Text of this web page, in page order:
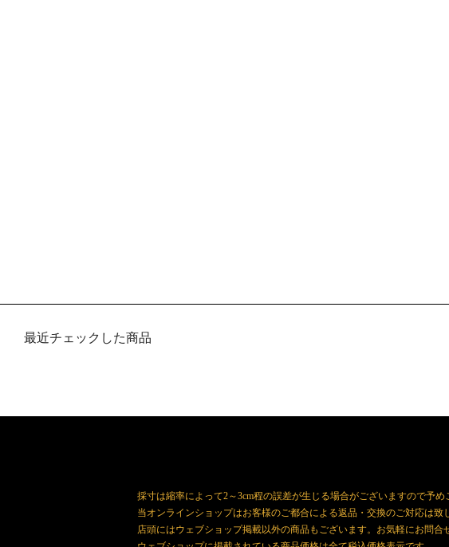
最近チェックした商品
採寸は縮率によって2～3cm程の誤差が生じる場合がございますので予め
当オンラインショップはお客様のご都合による返品・交換のご対応は致
店頭にはウェブショップ掲載以外の商品もございます。お気軽にお問合